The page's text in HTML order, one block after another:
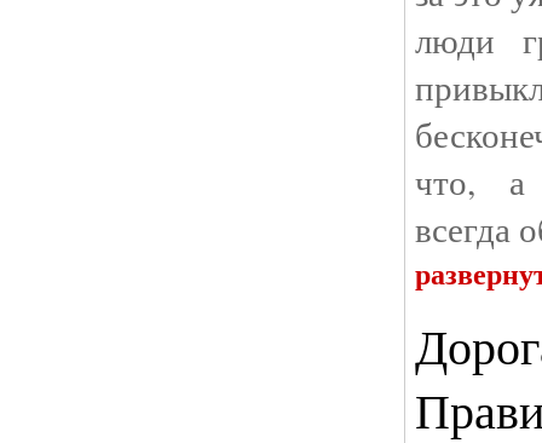
люди
что, а
всегда